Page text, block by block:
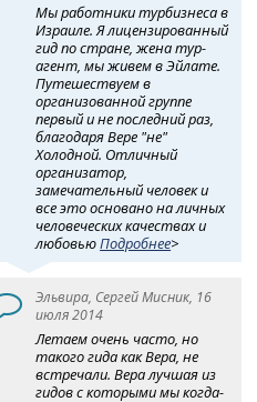
Мы работники турбизнеса в
Израиле. Я лицензированный
гид по стране, жена тур-
агент, мы живем в Эйлате.
Путешествуем в
организованной группе
первый и не последний раз,
благодаря Вере "не"
Холодной. Отличный
организатор,
замечательный человек и
все это основано на личных
человеческих качествах и
любовьюПодробнее>
Эльвира, Сергей Мисник, 16
июля 2014
Летаем очень часто, но
такого гида как Вера, не
встречали. Вера лучшая из
гидов с которыми мы когда-